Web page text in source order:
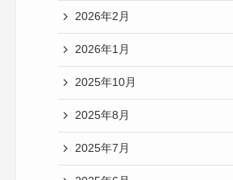
2026年2月
2026年1月
2025年10月
2025年8月
2025年7月